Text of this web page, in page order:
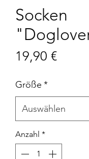
Socken
19,90 €Preis
Größe *
Anzahl *